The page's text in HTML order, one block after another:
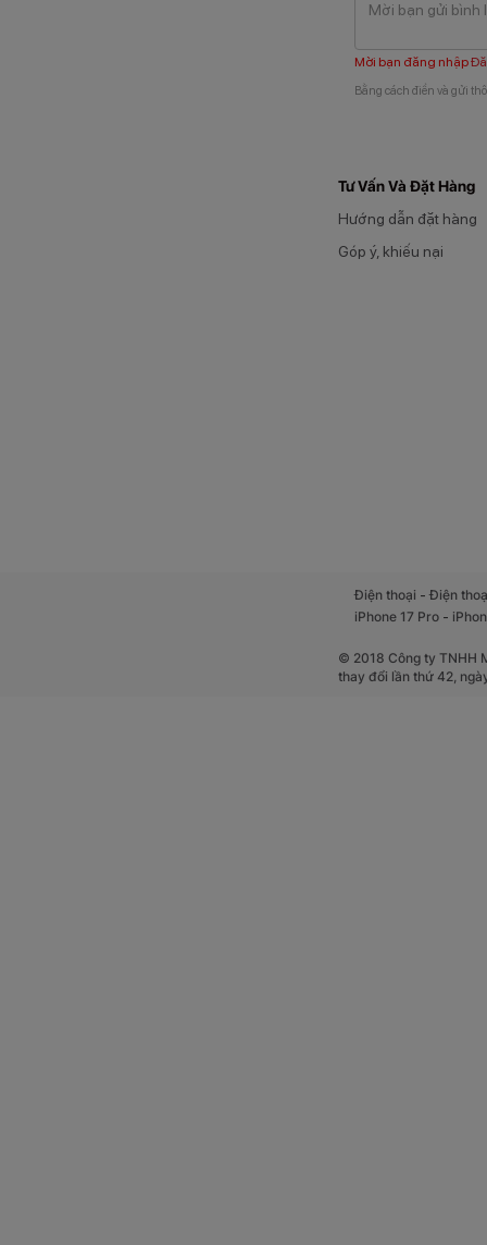
Mời bạn đăng nhập
Bằng cách điền và gửi
Tư Vấn Và Đặt Hàng
Hướng dẫn đặt hàng
Góp ý, khiếu nại
Điện thoại -Điện
iPhone 17 Pro -
© 2018 Công ty TNHH
thay đổi lần thứ 42,